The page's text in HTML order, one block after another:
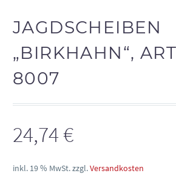
JAGDSCHEIBEN
„BIRKHAHN“,
8007
24,74€
inkl. 19 % MwSt.zzgl.Versandkosten